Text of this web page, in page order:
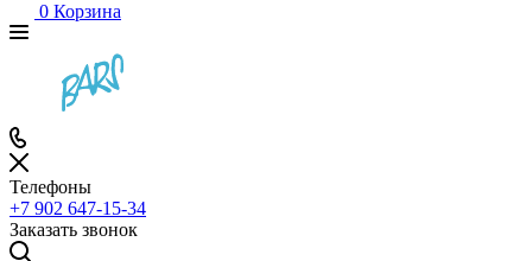
0 Корзина
Телефоны
+7 902 647-15-34
Заказать звонок